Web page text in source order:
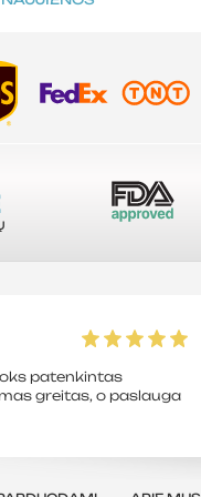
patenkintas
greitas, o paslauga